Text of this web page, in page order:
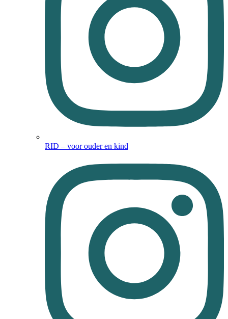
RID – voor ouder en kind